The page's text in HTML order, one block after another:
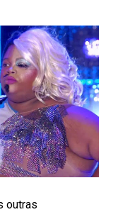
outras